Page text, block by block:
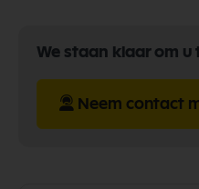
We staan klaar om u
Neem contact